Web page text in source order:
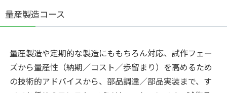
量産製造コース
量産製造や定期的な製造にももちろん対応、試作フェー
ズから量産性（納期／コスト／歩留まり）を高めるため
の技術的アドバイスから、部品調達／部品実装まで、す